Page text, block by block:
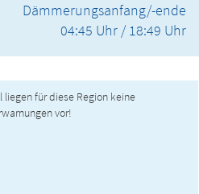
Dämmerungsanfang/-ende
04:45 Uhr / 18:49 Uhr
liegen für diese Region keine
vor!